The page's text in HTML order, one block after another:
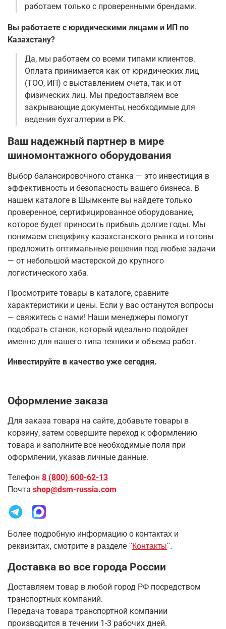
работаем только с проверенными брендами.
Вы работаете с юридическими лицами и ИП по
Казахстану?
Да, мы работаем со всеми типами клиентов.
Оплата принимается как от юридических лиц
(ТОО, ИП) с выставлением счета, так и от
физических лиц. Мы предоставляем все
закрывающие документы, необходимые для
ведения бухгалтерии в РК.
Ваш надежный партнер в мире
шиномонтажного оборудования
Выбор балансировочного станка — это инвестиция в
эффективность и безопасность вашего бизнеса. В
нашем каталоге в Шымкенте вы найдете только
проверенное, сертифицированное оборудование,
которое будет приносить прибыль долгие годы. Мы
понимаем специфику казахстанского рынка и готовы
предложить оптимальные решения под любые задачи
— от небольшой мастерской до крупного
логистического хаба.
Просмотрите товары в каталоге, сравните
характеристики и цены. Если у вас останутся вопросы
— свяжитесь с нами! Наши менеджеры помогут
подобрать станок, который идеально подойдет
именно для вашего типа техники и объема работ.
Инвестируйте в качество уже сегодня.
Оформление заказа
Для заказа товара на сайте, добавьте товары в
корзину, затем совершите переход к оформлению
товара и заполните все необходимые поля при
оформлении, указав личные данные.
Телефон 8 (800) 600-62-13
Почта shop@dsm-russia.com
Более подробную информацию о контактах и
реквизитах, смотрите в разделе "Контакты".
Доставка во все города России
Доставляем товар в любой город РФ посредством
транспортных компаний.
Передача товара транспортной компании
производится в течении 1-3 рабочих дней.